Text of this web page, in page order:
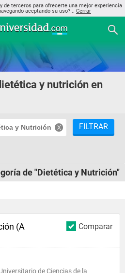
de terceros para ofrecerte una mejor experiencia
aceptando su uso? .. Cerrar
y nutrición en
y Nutrición FILTRAR
de "Dietética y Nutrición"
Comparar
(A
de Ciencias de la